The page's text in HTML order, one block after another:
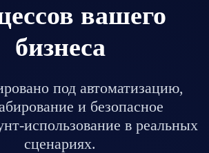
вашего
бизнеса
под автоматизацию,
и безопасное
использование в реальных
сценариях.